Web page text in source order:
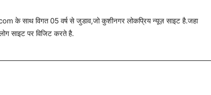
के साथ विगत 05 वर्ष से जुडाव,जो कुशीनगर लोकप्रिय न्यूज़ साइट है.जहा
साइट पर विजिट करते है.